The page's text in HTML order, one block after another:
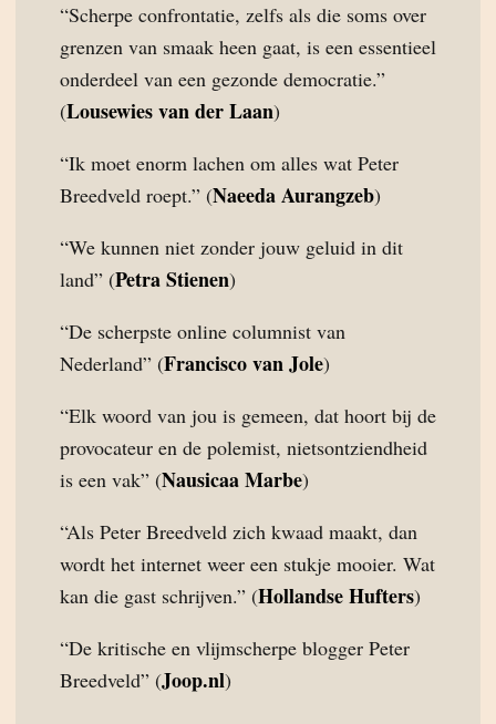
“Scherpe confrontatie, zelfs als die soms over
grenzen van smaak heen gaat, is een essentieel
onderdeel van een gezonde democratie.”
(Lousewies van der Laan)
“Ik moet enorm lachen om alles wat Peter
Breedveld roept.” (Naeeda Aurangzeb)
“We kunnen niet zonder jouw geluid in dit
land” (Petra Stienen)
“De scherpste online columnist van
Nederland” (Francisco van Jole)
“Elk woord van jou is gemeen, dat hoort bij de
provocateur en de polemist, nietsontziendheid
is een vak” (Nausicaa Marbe)
“Als Peter Breedveld zich kwaad maakt, dan
wordt het internet weer een stukje mooier. Wat
kan die gast schrijven.” (Hollandse Hufters)
“De kritische en vlijmscherpe blogger Peter
Breedveld” (Joop.nl)